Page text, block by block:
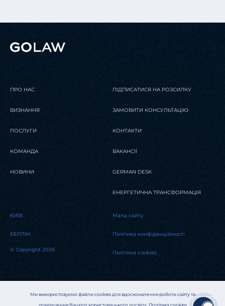
Ми використовуємо файли cookies для вдосконалення роботи сайту та
покращення Вашого користувацького досвіду. Політика cookies
ПРО НАС
ВИЗНАННЯ
ПОСЛУГИ
КОМАНДА
НОВИНИ
ПІДПИСАТИСЯ НА РОЗСИЛКУ
ЗАМОВИТИ КОНСУЛЬТАЦІЮ
КОНТАКТИ
ВАКАНСІЇ
GERMAN DESK
ЕНЕРГЕТИЧНА ТРАНСФОРМАЦІЯ
KИЇВ
БЕРЛІН
© Copyright 2026
Мапа сайту
Політика конфіденційності
Політика cookies